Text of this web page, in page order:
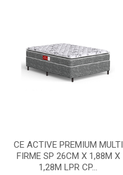
CE ACTIVE PREMIUM MULTI
FIRME SP 26CM X 1,88M X
1,28M LPR CP...